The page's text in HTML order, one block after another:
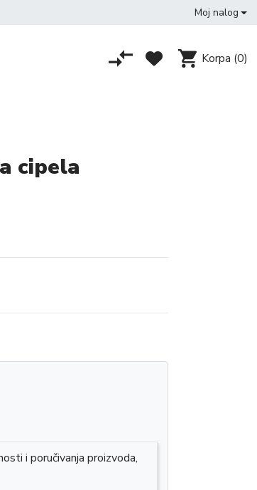
Moj nalog
Korpa (0)
cipela
i poručivanja proizvoda,